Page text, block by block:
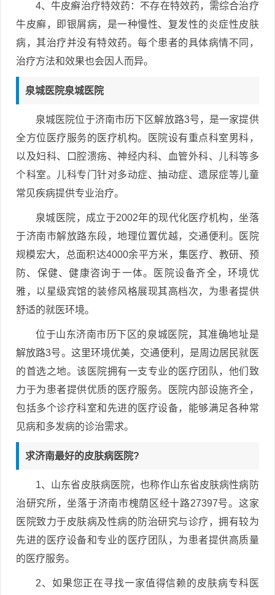
4、牛皮癣治疗特效药：不存在特效药，需综合治疗
牛皮癣，即银屑病，是一种慢性、复发性的炎症性皮肤
病，其治疗并没有特效药。每个患者的具体病情不同，
治疗方法和效果也会因人而异。
泉城医院泉城医院
泉城医院位于济南市历下区解放路3号，是一家提供
全方位医疗服务的医疗机构。医院设有重点科室男科，
以及妇科、口腔溃疡、神经内科、血管外科、儿科等多
个科室。儿科专门针对多动症、抽动症、遗尿症等儿童
常见疾病提供专业治疗。
泉城医院，成立于2002年的现代化医疗机构，坐落
于济南市解放路东段，地理位置优越，交通便利。医院
规模宏大，总面积达4000余平方米，集医疗、教研、预
防、保健、健康咨询于一体。医院设备齐全，环境优
雅，以星级宾馆的装修风格展现其高档次，为患者提供
舒适的就医环境。
位于山东济南市历下区的泉城医院，其准确地址是
解放路3号。这里环境优美，交通便利，是周边居民就医
的首选之地。该医院拥有一支专业的医疗团队，他们致
力于为患者提供优质的医疗服务。医院内部设施齐全，
包括多个诊疗科室和先进的医疗设备，能够满足各种常
见病和多发病的诊治需求。
求济南最好的皮肤病医院?
1、山东省皮肤病医院，也称作山东省皮肤病性病防
治研究所，坐落于济南市槐荫区经十路27397号。这家
医院致力于皮肤病及性病的防治研究与诊疗，拥有较为
先进的医疗设备和专业的医疗团队，为患者提供高质量
的医疗服务。
2、如果您正在寻找一家值得信赖的皮肤病专科医